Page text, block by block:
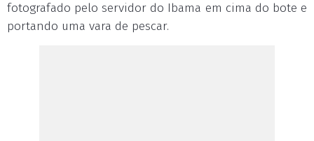
fotografado pelo servidor do Ibama em cima do bote e
portando uma vara de pescar.